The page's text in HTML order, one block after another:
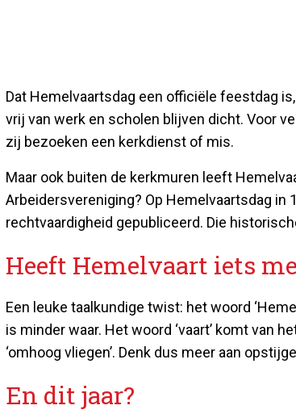
Dat Hemelvaartsdag een officiële feestdag
vrij van werk en scholen blijven dicht. Voor
zij bezoeken een kerkdienst of mis.
Maar ook buiten de kerkmuren leeft
Arbeidersvereniging? Op Hemelvaartsdag
rechtvaardigheid gepubliceerd. Die
Heeft Hemelvaart iets
Een leuke taalkundige twist: het woord
is minder waar. Het woord ‘vaart’ komt van
‘omhoog vliegen’. Denk dus meer aan
En dit jaar?